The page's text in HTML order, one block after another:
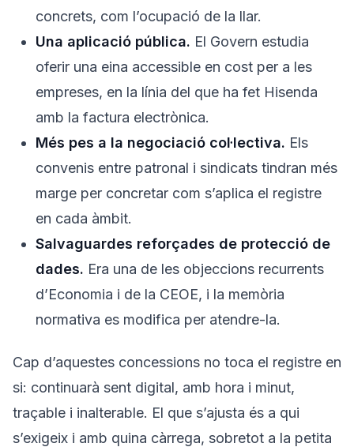
concrets, com l’ocupació de la llar.
Una aplicació pública. El Govern estudia
oferir una eina accessible en cost per a les
empreses, en la línia del que ha fet Hisenda
amb la factura electrònica.
Més pes a la negociació col·lectiva. Els
convenis entre patronal i sindicats tindran més
marge per concretar com s’aplica el registre
en cada àmbit.
Salvaguardes reforçades de protecció de
dades. Era una de les objeccions recurrents
d’Economia i de la CEOE, i la memòria
normativa es modifica per atendre-la.
Cap d’aquestes concessions no toca el registre en
si: continuarà sent digital, amb hora i minut,
traçable i inalterable. El que s’ajusta és a qui
s’exigeix i amb quina càrrega, sobretot a la petita